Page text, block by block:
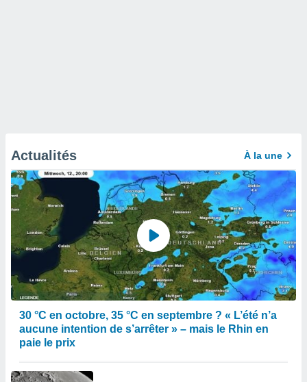
Actualités À la une
30 °C en octobre, 35 °C en septembre ? « L’été n’a
aucune intention de s’arrêter » – mais le Rhin en
paie le prix